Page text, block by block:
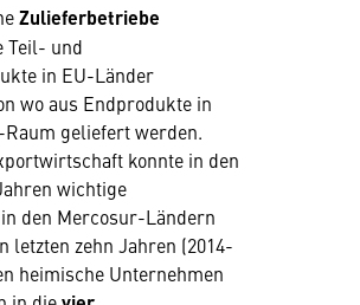
Zulieferbetriebe
Teil- und
in EU-Länder
wo aus Endprodukte in
geliefert werden.
konnte in den
wichtige
den Mercosur-Ländern
letzten zehn Jahren (2014-
heimische Unternehmen